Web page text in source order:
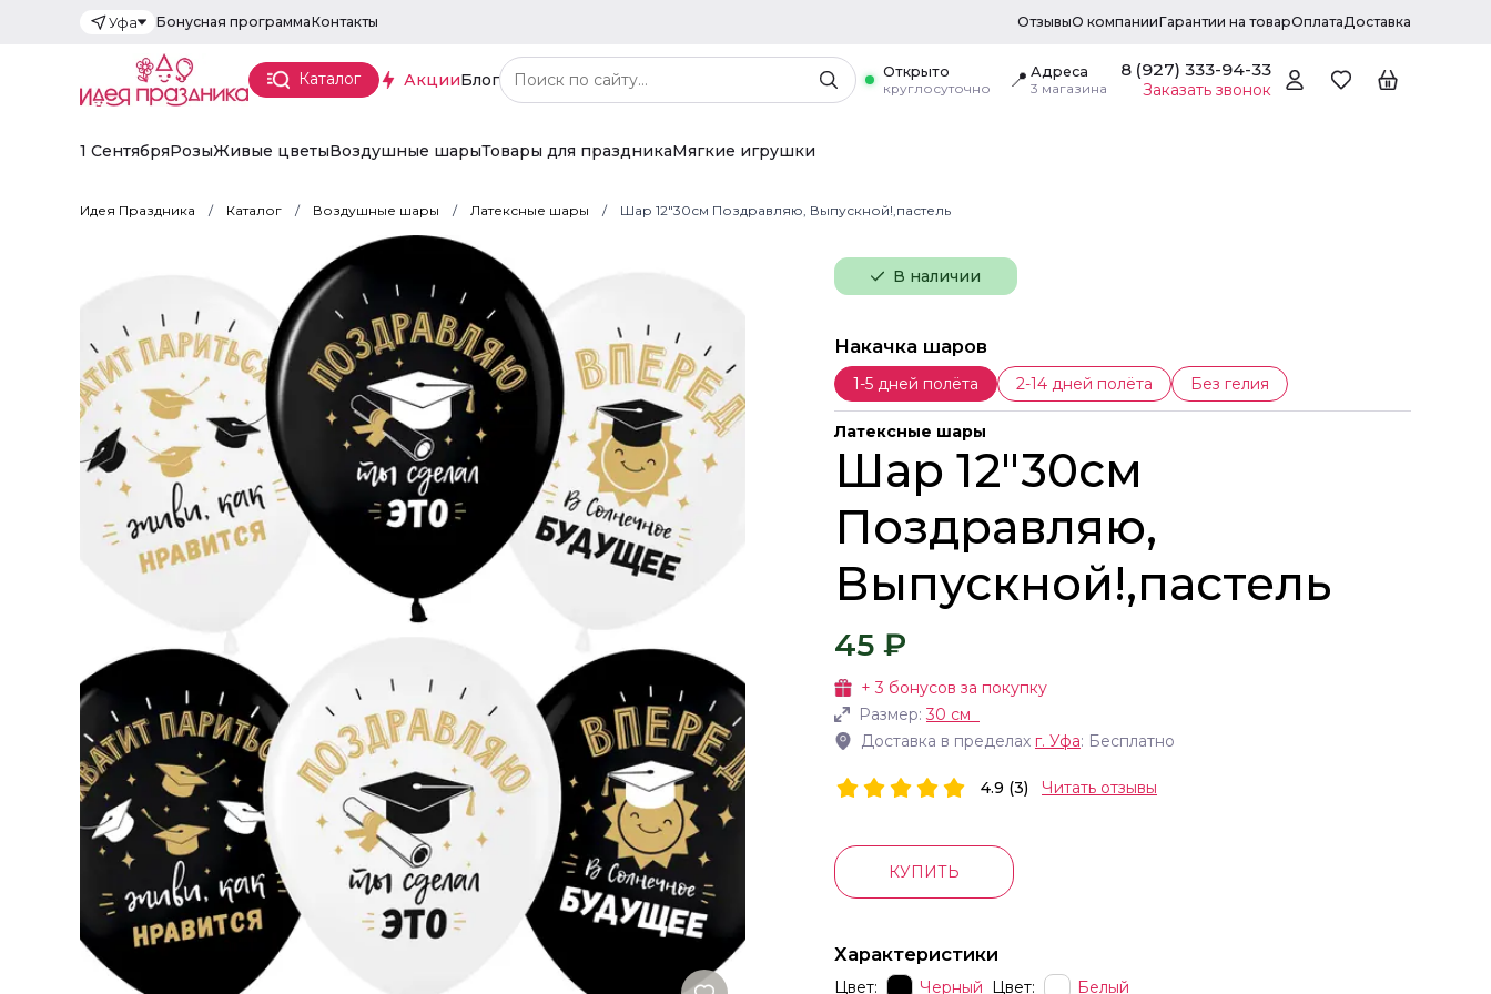
Уфа Бонусная программаКонтакты ОтзывыО компанииГарантии на товарОплатаДоставка
Каталог АкцииБлог
Открыто
круглосуточно
📍 Адреса
3 магазина
8 (927) 333-94-33
Заказать звонок
1 СентябряРозыЖивые цветыВоздушные шарыТовары для праздникаМягкие игрушки
Идея Праздника Каталог Воздушные шары Латексные шары Шар 12"30см Поздравляю, Выпускной!,пастель
В наличии
Накачка шаров
1-5 дней полёта 2-14 дней полёта Без гелия
Латексные шары
Шар 12"30см
Поздравляю,
Выпускной!,пастель
45 ₽
+3 бонусов за покупку
Размер:30 см
Доставка в пределах г. Уфа: Бесплатно
4.9 (3) Читать отзывы
КУПИТЬ
Характеристики
Цвет: Черный Цвет: Белый